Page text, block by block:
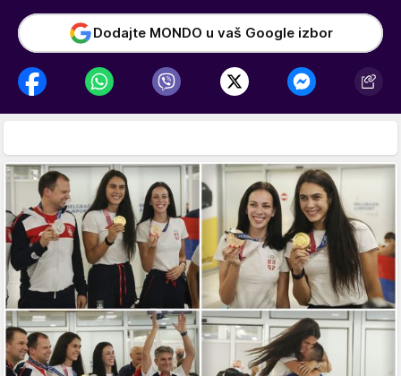
Dodajte MONDO u vaš Google izbor